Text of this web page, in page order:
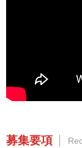
募集要項